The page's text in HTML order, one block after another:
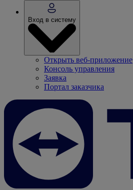
Вход в систему
Открыть веб-приложение
Консоль управления
Заявка
Портал заказчика